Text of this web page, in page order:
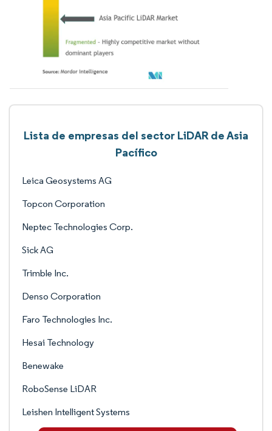
Lista de empresas del sector LiDAR de Asia
Pacífico
Leica Geosystems AG
Topcon Corporation
Neptec Technologies Corp.
Sick AG
Trimble Inc.
Denso Corporation
Faro Technologies Inc.
Hesai Technology
Benewake
RoboSense LiDAR
Leishen Intelligent Systems